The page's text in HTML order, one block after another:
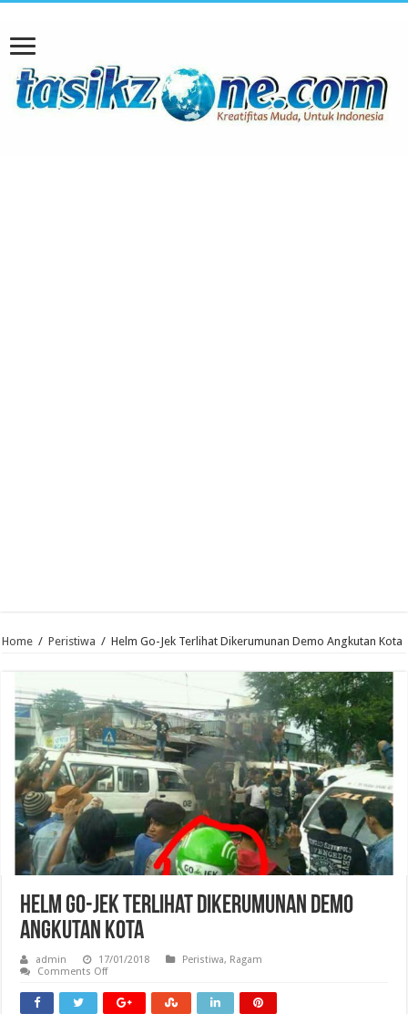
Home / Peristiwa / Helm Go-Jek Terlihat Dikerumunan Demo Angkutan Kota
Helm Go-Jek Terlihat Dikerumunan Demo
Angkutan Kota
admin 17/01/2018 Peristiwa, Ragam
Comments Offon
Go-
Jek